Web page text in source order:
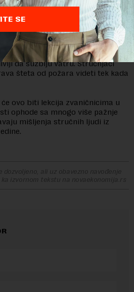
širi i vatrogascima je teško da
jer je u pitanju ogromno
može biti reakcija javnosti širom
međunarodnu pomoć
da suzbiju vatru. Stručnjaci
šteta od požara videti tek kada
ovo biti lekcija zvaničnicima u
ophode sa mnogo više pažnje
mišljenja stručnih ljudi iz
ali uz obavezno navođenje
izvornom tekstu na novaekonomija.rs
SE